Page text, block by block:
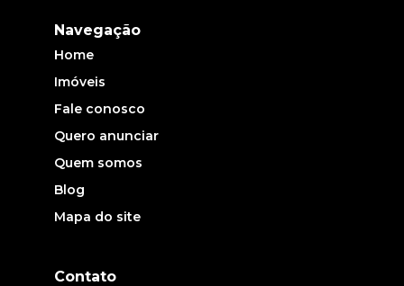
Navegação
Home
Imóveis
Fale conosco
Quero anunciar
Quem somos
Blog
Mapa do site
Contato